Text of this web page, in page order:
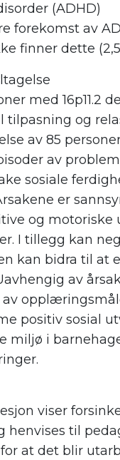
(ADHD)
forekomst av
finner dette
med 16p11.2
og
av 85
av
sosiale
er
og motoriske
I tillegg kan
kan bidra til at
av
positiv sosial
miljø i
viser
til
at det blir